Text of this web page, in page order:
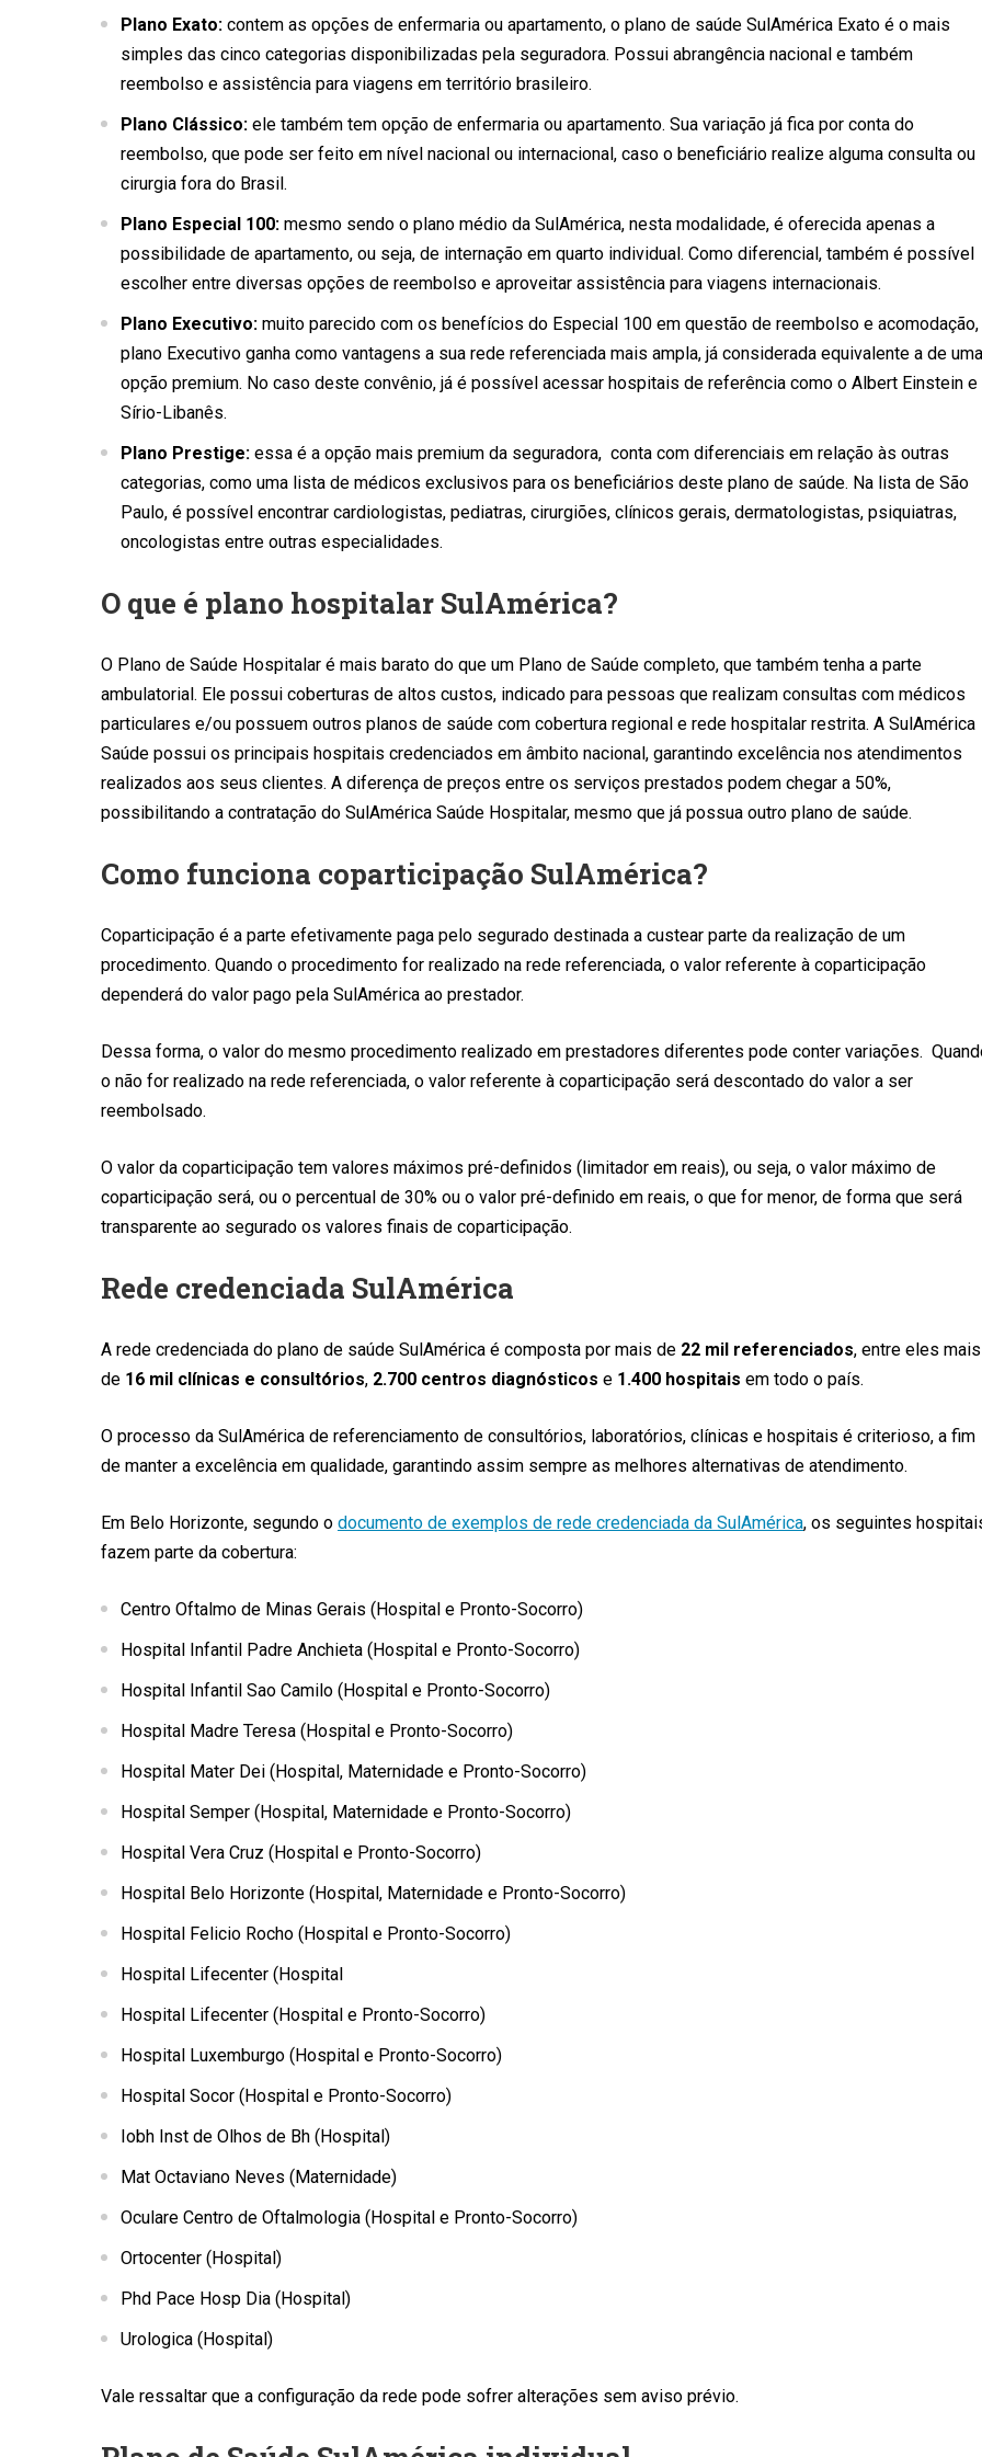
Plano Exato: contem as opções de enfermaria ou apartamento, o plano de saúde SulAmérica Exato é o mais
simples das cinco categorias disponibilizadas pela seguradora. Possui abrangência nacional e também
reembolso e assistência para viagens em território brasileiro.
Plano Clássico: ele também tem opção de enfermaria ou apartamento. Sua variação já fica por conta do
reembolso, que pode ser feito em nível nacional ou internacional, caso o beneficiário realize alguma consulta ou
cirurgia fora do Brasil.
Plano Especial 100: mesmo sendo o plano médio da SulAmérica, nesta modalidade, é oferecida apenas a
possibilidade de apartamento, ou seja, de internação em quarto individual. Como diferencial, também é possível
escolher entre diversas opções de reembolso e aproveitar assistência para viagens internacionais.
Plano Executivo: muito parecido com os benefícios do Especial 100 em questão de reembolso e acomodação,
plano Executivo ganha como vantagens a sua rede referenciada mais ampla, já considerada equivalente a de uma
opção premium. No caso deste convênio, já é possível acessar hospitais de referência como o Albert Einstein e
Sírio-Libanês.
Plano Prestige: essa é a opção mais premium da seguradora, conta com diferenciais em relação às outras
categorias, como uma lista de médicos exclusivos para os beneficiários deste plano de saúde. Na lista de São
Paulo, é possível encontrar cardiologistas, pediatras, cirurgiões, clínicos gerais, dermatologistas, psiquiatras,
oncologistas entre outras especialidades.
O que é plano hospitalar SulAmérica?
O Plano de Saúde Hospitalar é mais barato do que um Plano de Saúde completo, que também tenha a parte
ambulatorial. Ele possui coberturas de altos custos, indicado para pessoas que realizam consultas com médicos
particulares e/ou possuem outros planos de saúde com cobertura regional e rede hospitalar restrita. A SulAmérica
Saúde possui os principais hospitais credenciados em âmbito nacional, garantindo excelência nos atendimentos
realizados aos seus clientes. A diferença de preços entre os serviços prestados podem chegar a 50%,
possibilitando a contratação do SulAmérica Saúde Hospitalar, mesmo que já possua outro plano de saúde.
Como funciona coparticipação SulAmérica?
Coparticipação é a parte efetivamente paga pelo segurado destinada a custear parte da realização de um
procedimento. Quando o procedimento for realizado na rede referenciada, o valor referente à coparticipação
dependerá do valor pago pela SulAmérica ao prestador.
Dessa forma, o valor do mesmo procedimento realizado em prestadores diferentes pode conter variações.
o não for realizado na rede referenciada, o valor referente à coparticipação será descontado do valor a ser
reembolsado.
O valor da coparticipação tem valores máximos pré-definidos (limitador em reais), ou seja, o valor máximo de
coparticipação será, ou o percentual de 30% ou o valor pré-definido em reais, o que for menor, de forma que será
transparente ao segurado os valores finais de coparticipação.
Rede credenciada SulAmérica
A rede credenciada do plano de saúde SulAmérica é composta por mais de 22 mil referenciados, entre eles mais
de 16 mil clínicas e consultórios, 2.700 centros diagnósticos e 1.400 hospitais em todo o país.
O processo da SulAmérica de referenciamento de consultórios, laboratórios, clínicas e hospitais é criterioso, a fim
de manter a excelência em qualidade, garantindo assim sempre as melhores alternativas de atendimento.
Em Belo Horizonte, segundo o documento de exemplos de rede credenciada da SulAmérica, os seguintes
fazem parte da cobertura:
Centro Oftalmo de Minas Gerais (Hospital e Pronto-Socorro)
Hospital Infantil Padre Anchieta (Hospital e Pronto-Socorro)
Hospital Infantil Sao Camilo (Hospital e Pronto-Socorro)
Hospital Madre Teresa (Hospital e Pronto-Socorro)
Hospital Mater Dei (Hospital, Maternidade e Pronto-Socorro)
Hospital Semper (Hospital, Maternidade e Pronto-Socorro)
Hospital Vera Cruz (Hospital e Pronto-Socorro)
Hospital Belo Horizonte (Hospital, Maternidade e Pronto-Socorro)
Hospital Felicio Rocho (Hospital e Pronto-Socorro)
Hospital Lifecenter (Hospital
Hospital Lifecenter (Hospital e Pronto-Socorro)
Hospital Luxemburgo (Hospital e Pronto-Socorro)
Hospital Socor (Hospital e Pronto-Socorro)
Iobh Inst de Olhos de Bh (Hospital)
Mat Octaviano Neves (Maternidade)
Oculare Centro de Oftalmologia (Hospital e Pronto-Socorro)
Ortocenter (Hospital)
Phd Pace Hosp Dia (Hospital)
Urologica (Hospital)
Vale ressaltar que a configuração da rede pode sofrer alterações sem aviso prévio.